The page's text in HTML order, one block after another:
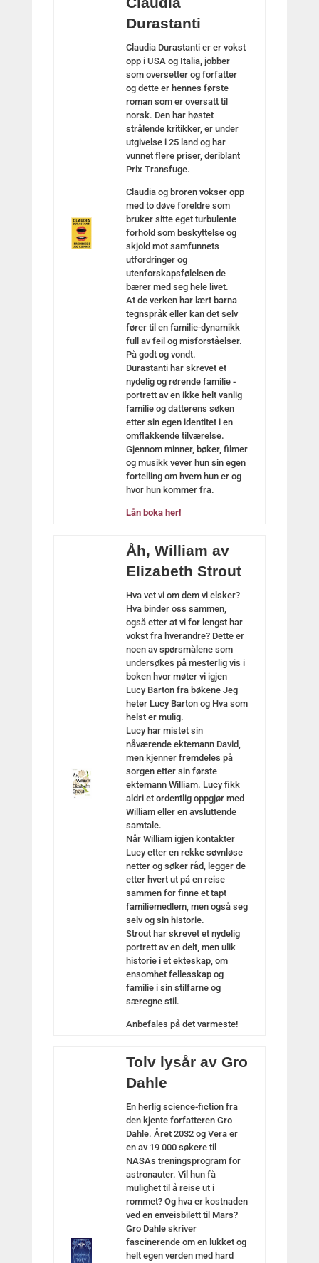
Durastanti
Claudia Durastanti er er vokst
opp i USA og Italia, jobber
som oversetter og forfatter
og dette er hennes første
roman som er oversatt til
norsk. Den har høstet
strålende kritikker, er under
utgivelse i 25 land og har
vunnet flere priser, deriblant
Prix Transfuge.
Claudia og broren vokser opp
med to døve foreldre som
bruker sitte eget turbulente
forhold som beskyttelse og
skjold mot samfunnets
utfordringer og
utenforskapsfølelsen de
bærer med seg hele livet.
At de verken har lært barna
tegnspråk eller kan det selv
fører til en familie-dynamikk
full av feil og misforståelser.
På godt og vondt.
Durastanti har skrevet et
nydelig og rørende familie -
portrett av en ikke helt vanlig
familie og datterens søken
etter sin egen identitet i en
omflakkende tilværelse.
Gjennom minner, bøker, filmer
og musikk vever hun sin egen
fortelling om hvem hun er og
hvor hun kommer fra.
Lån boka her!
Åh, William av
Elizabeth Strout
Hva vet vi om dem vi elsker?
Hva binder oss sammen,
også etter at vi for lengst har
vokst fra hverandre? Dette er
noen av spørsmålene som
undersøkes på mesterlig vis i
boken hvor møter vi igjen
Lucy Barton fra bøkene Jeg
heter Lucy Barton og Hva som
helst er mulig.
Lucy har mistet sin
nåværende ektemann David,
men kjenner fremdeles på
sorgen etter sin første
ektemann William. Lucy fikk
aldri et ordentlig oppgjør med
William eller en avsluttende
samtale.
Når William igjen kontakter
Lucy etter en rekke søvnløse
netter og søker råd, legger de
etter hvert ut på en reise
sammen for finne et tapt
familiemedlem, men også seg
selv og sin historie.
Strout har skrevet et nydelig
portrett av en delt, men ulik
historie i et ekteskap, om
ensomhet fellesskap og
familie i sin stilfarne og
særegne stil.
Anbefales på det varmeste!
Tolv lysår av Gro
Dahle
En herlig science-fiction fra
den kjente forfatteren Gro
Dahle. Året 2032 og Vera er
en av 19 000 søkere til
NASAs treningsprogram for
astronauter. Vil hun få
mulighet til å reise ut i
rommet? Og hva er kostnaden
ved en enveisbilett til Mars?
Gro Dahle skriver
fascinerende om en lukket og
helt egen verden med hard